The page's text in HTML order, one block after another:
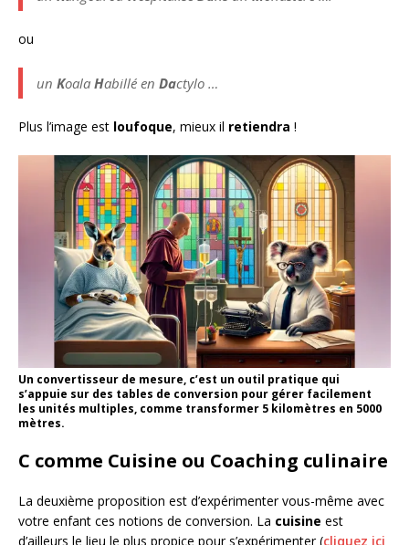
ou
un Koala Habillé en Dactylo …
Plus l’image est loufoque, mieux il retiendra !
Un convertisseur de mesure, c’est un outil pratique qui
s’appuie sur des tables de conversion pour gérer facilement
les unités multiples, comme transformer 5 kilomètres en 5000
mètres.
C comme Cuisine ou Coaching culinaire
La deuxième proposition est d’expérimenter vous-même avec
votre enfant ces notions de conversion. La cuisine est
d’ailleurs le lieu le plus propice pour s’expérimenter (cliquez ici